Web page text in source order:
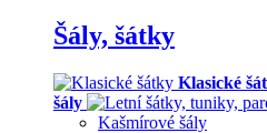
Šály, šátky
Klasické
šály
Kašmírové šály